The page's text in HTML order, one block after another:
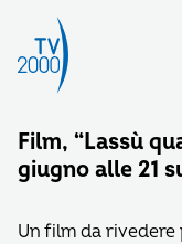
Film, “Lassù
giugno alle 21
Un film da